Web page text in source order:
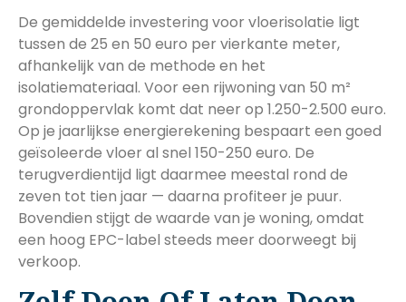
De gemiddelde investering voor vloerisolatie ligt
tussen de 25 en 50 euro per vierkante meter,
afhankelijk van de methode en het
isolatiemateriaal. Voor een rijwoning van 50 m²
grondoppervlak komt dat neer op 1.250-2.500 euro.
Op je jaarlijkse energierekening bespaart een goed
geïsoleerde vloer al snel 150-250 euro. De
terugverdientijd ligt daarmee meestal rond de
zeven tot tien jaar — daarna profiteer je puur.
Bovendien stijgt de waarde van je woning, omdat
een hoog EPC-label steeds meer doorweegt bij
verkoop.